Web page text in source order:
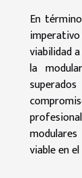
En
viabilidad
la
viable en